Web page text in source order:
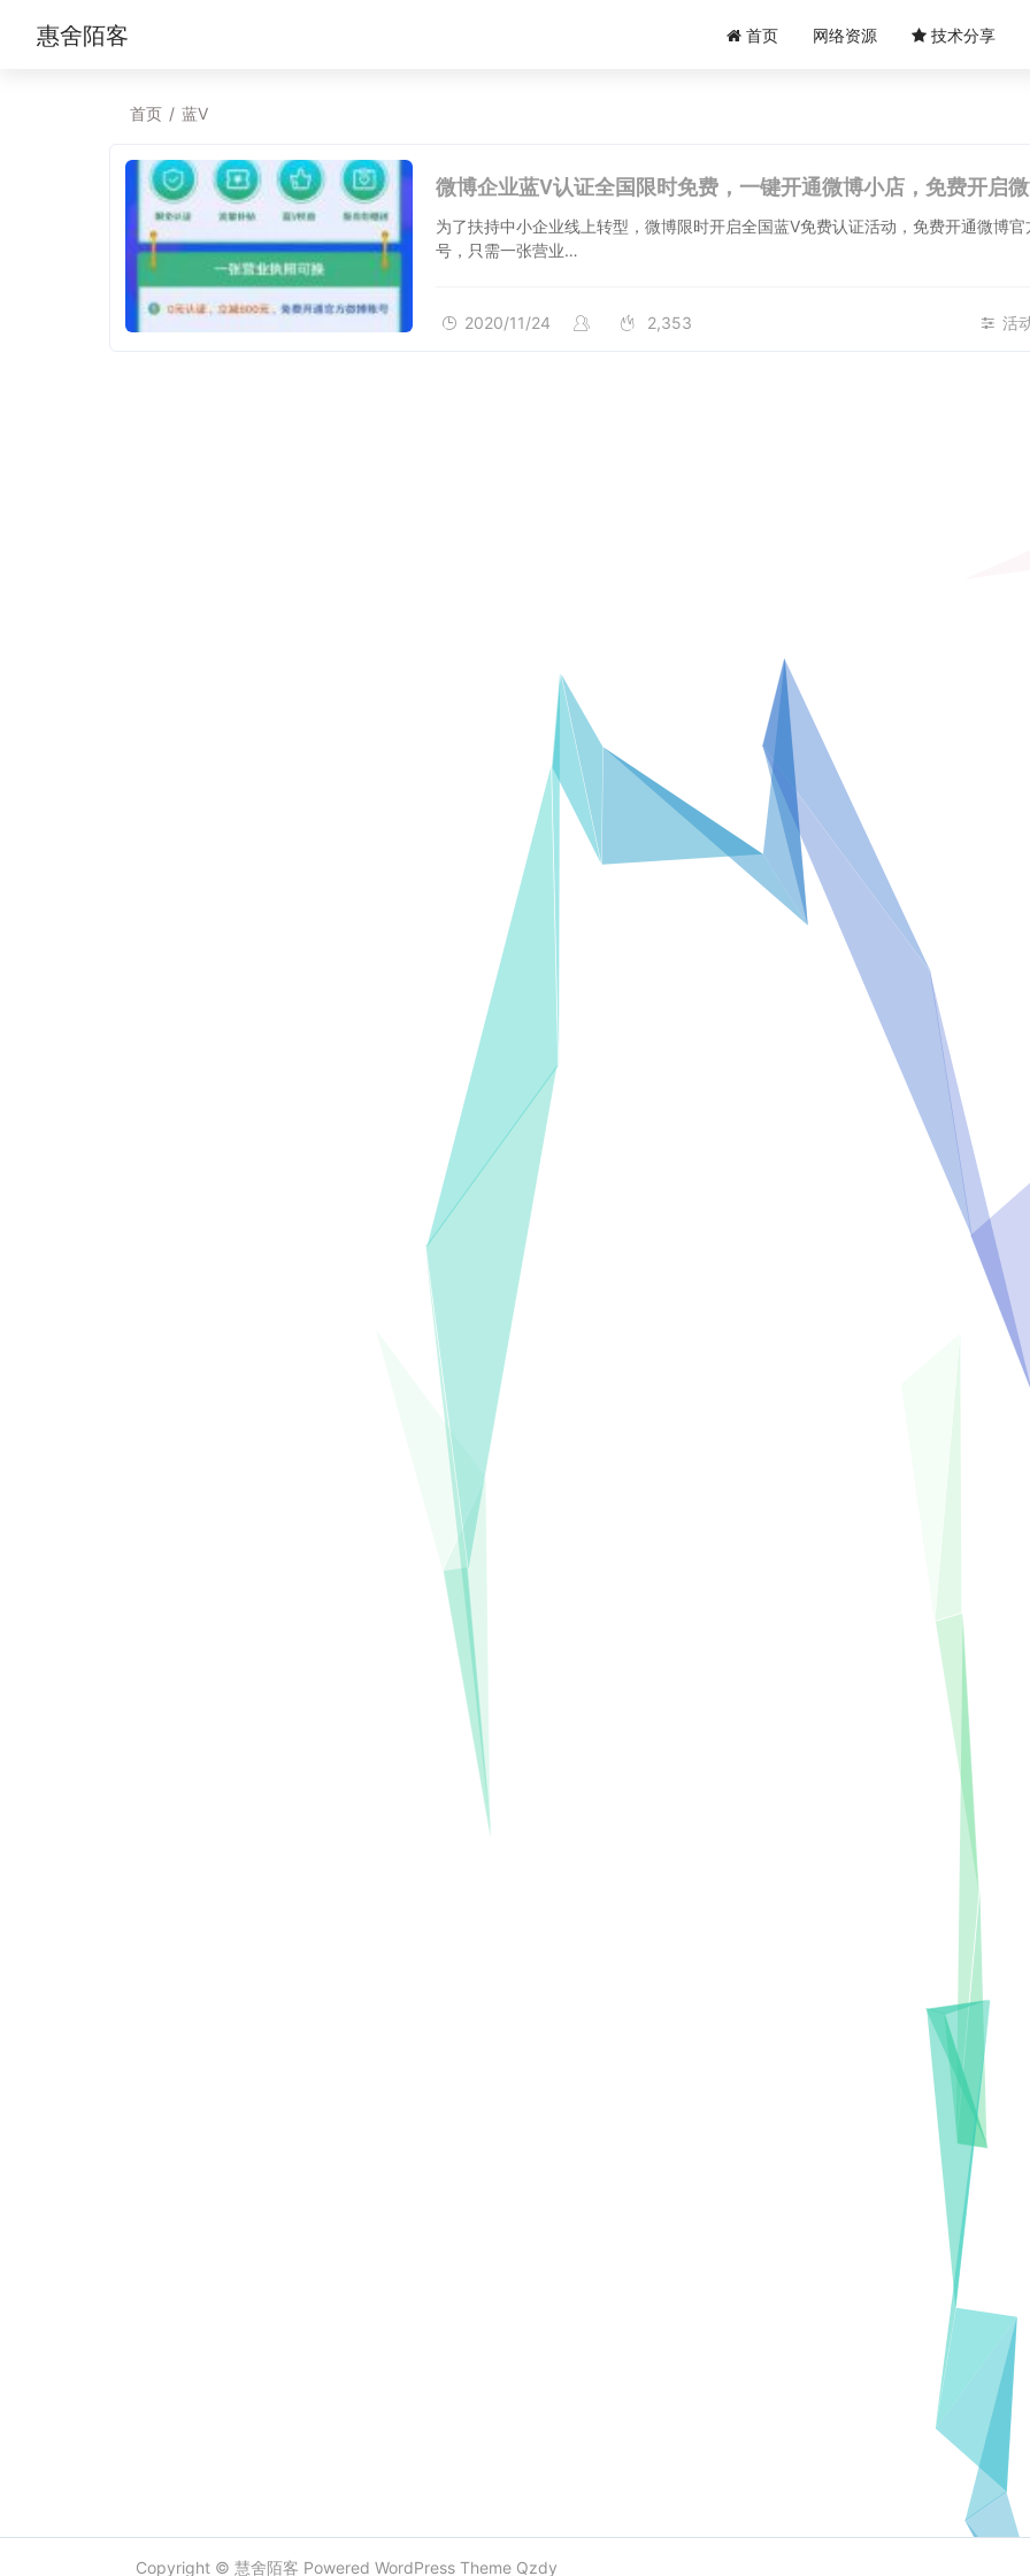
惠舍陌客 首页 网络资源 技术分享
首页 / 蓝V
为了扶持中小企业线上转型，微博限时开启全国蓝V免费认证活动，免费开通微博官
号，只需一张营业…
活
2020/11/24 2,353
Copyright © 慧舍陌客 Powered WordPressTheme Qzdy